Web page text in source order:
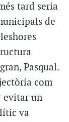
tard seria
de
Pasqual.
com
evitar un
va